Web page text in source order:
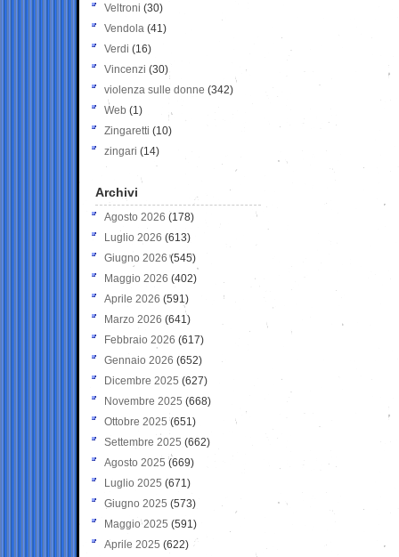
Veltroni (30)
Vendola (41)
Verdi (16)
Vincenzi (30)
violenza sulle donne (342)
Web (1)
Zingaretti (10)
zingari (14)
Archivi
Agosto 2026 (178)
Luglio 2026 (613)
Giugno 2026 (545)
Maggio 2026 (402)
Aprile 2026 (591)
Marzo 2026 (641)
Febbraio 2026 (617)
Gennaio 2026 (652)
Dicembre 2025 (627)
Novembre 2025 (668)
Ottobre 2025 (651)
Settembre 2025 (662)
Agosto 2025 (669)
Luglio 2025 (671)
Giugno 2025 (573)
Maggio 2025 (591)
Aprile 2025 (622)